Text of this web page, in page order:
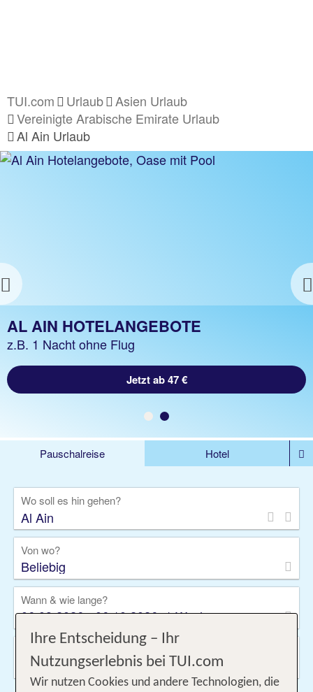
TUI.com Urlaub
Asien Urlaub
Vereinigte Arabische Emirate Urlaub
Al Ain Urlaub
Previous
AL AIN URLAUB
z.B. 1 Woche Hotel inkl. Flug
Jetzt ab 1155 €
AL AIN HOTELANGEBOTE
z.B. 1 Nacht ohne Flug
Jetzt ab 47 €
Pauschalreise
Hotel
Kreuzfahrten
Rundreisen
Privattransfer
Zusatzleistungen
Wo soll es hin gehen?
Von wo?
Beliebig
Wann & wie lange?
06.09.2026 - 06.10.2026, 1 Woche
2 Erwachsene
Ihre Entscheidung – Ihr
Nutzungserlebnis bei TUI.com
Wir nutzen Cookies und andere Technologien, die